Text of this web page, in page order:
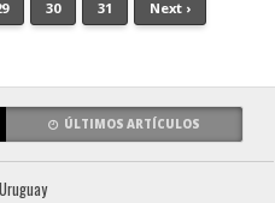
30 31 Next ›
ÚLTIMOS ARTÍCULOS